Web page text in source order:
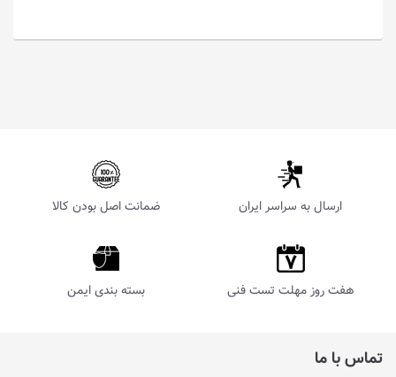
ارسال به سراسر ایران ضمانت اصل بودن کالا
هفت روز مهلت تست فنی بسته بندی ایمن
تماس با ما